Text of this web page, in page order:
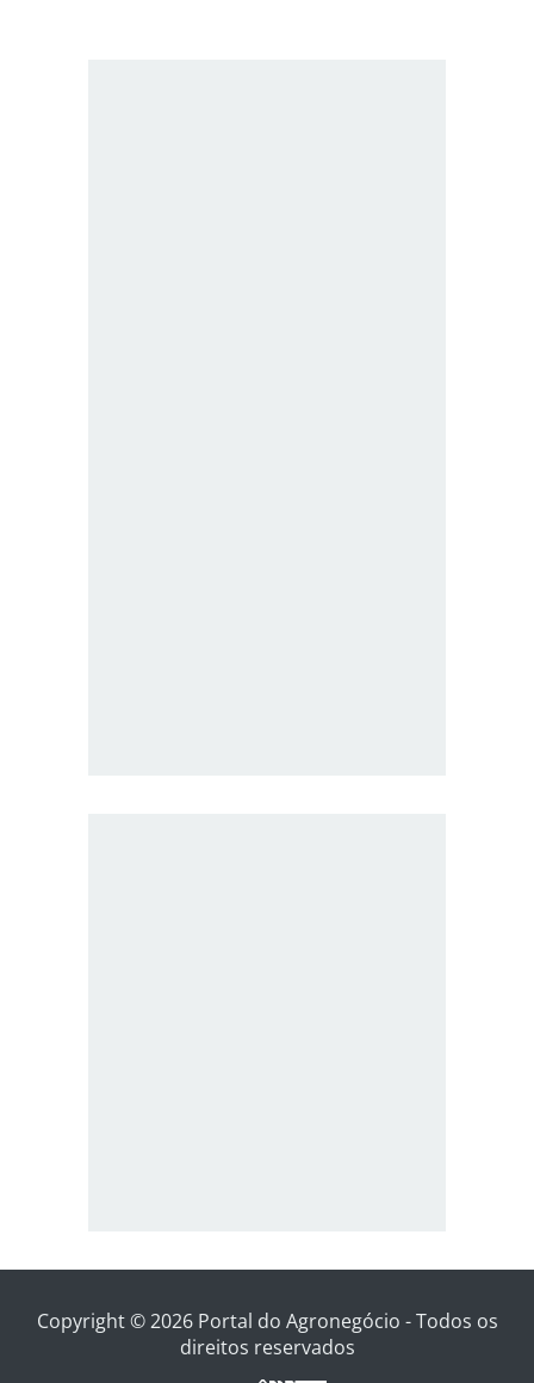
Copyright © 2026 Portal do Agronegócio - Todos os
direitos reservados